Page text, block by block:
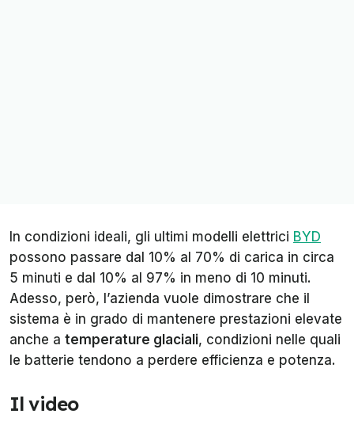
In condizioni ideali, gli ultimi modelli elettrici BYD
possono passare dal 10% al 70% di carica in circa
5 minuti e dal 10% al 97% in meno di 10 minuti.
Adesso, però, l’azienda vuole dimostrare che il
sistema è in grado di mantenere prestazioni elevate
anche a temperature glaciali, condizioni nelle quali
le batterie tendono a perdere efficienza e potenza.
Il video